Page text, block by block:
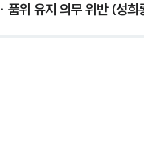
· 품위 유지 의무 위반 (성